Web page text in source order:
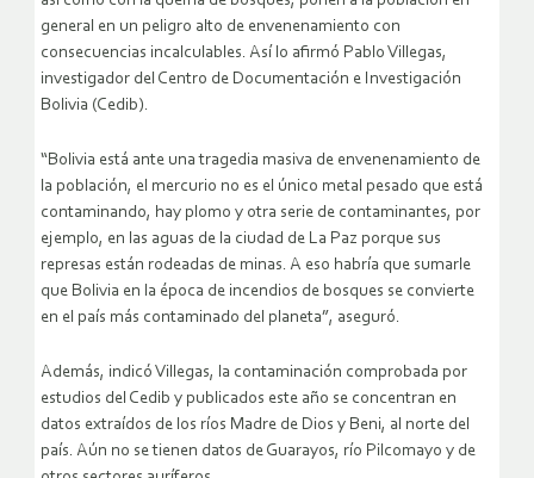
general en un peligro alto de envenenamiento con
consecuencias incalculables. Así lo afirmó Pablo Villegas,
investigador del Centro de Documentación e Investigación
Bolivia (Cedib).
“Bolivia está ante una tragedia masiva de envenenamiento de
la población, el mercurio no es el único metal pesado que está
contaminando, hay plomo y otra serie de contaminantes, por
ejemplo, en las aguas de la ciudad de La Paz porque sus
represas están rodeadas de minas. A eso habría que sumarle
que Bolivia en la época de incendios de bosques se convierte
en el país más contaminado del planeta”, aseguró.
Además, indicó Villegas, la contaminación comprobada por
estudios del Cedib y publicados este año se concentran en
datos extraídos de los ríos Madre de Dios y Beni, al norte del
país. Aún no se tienen datos de Guarayos, río Pilcomayo y de